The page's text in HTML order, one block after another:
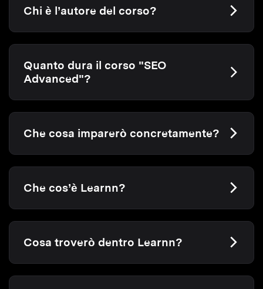
Chi è l’autore del corso?
Quanto dura il corso "SEO
Advanced"?
Che cosa imparerò concretamente?
Che cos’è Learnn?
Cosa troverò dentro Learnn?